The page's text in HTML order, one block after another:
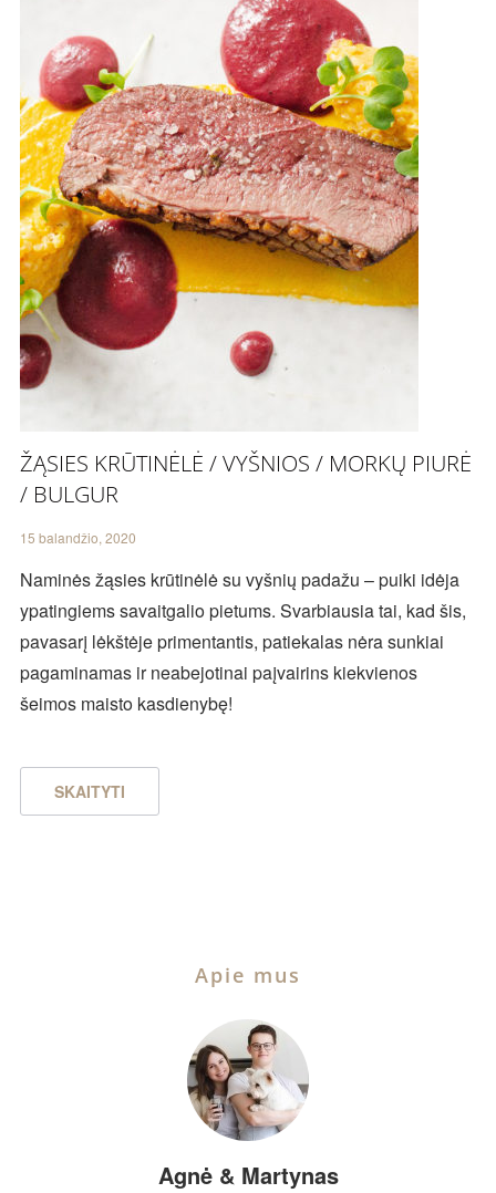
ŽĄSIES KRŪTINĖLĖ / VYŠNIOS / MORKŲ PIURĖ
/ BULGUR
15 balandžio, 2020
Naminės žąsies krūtinėlė su vyšnių padažu – puiki idėja
ypatingiems savaitgalio pietums. Svarbiausia tai, kad šis,
pavasarį lėkštėje primentantis, patiekalas nėra sunkiai
pagaminamas ir neabejotinai paįvairins kiekvienos
šeimos maisto kasdienybę!
SKAITYTI
Apie mus
Agnė & Martynas